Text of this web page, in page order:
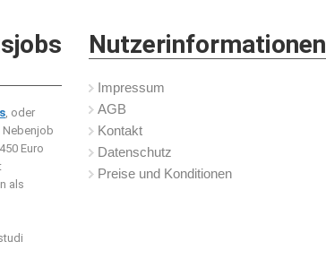
, oder
Nebenjob
Euro
als
Nutzerinformationen
Impressum
AGB
Kontakt
Datenschutz
Preise und Konditionen